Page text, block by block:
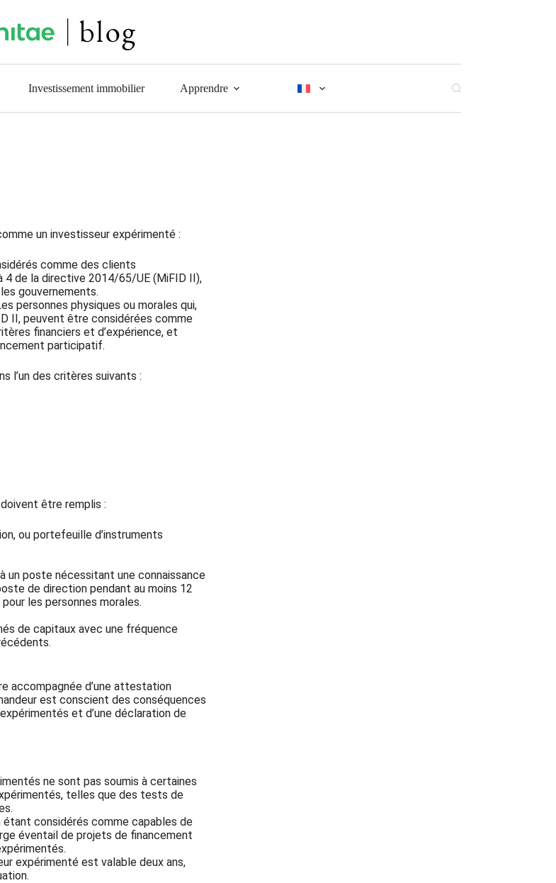
Investissement immobilier Apprendre
un investisseur expérimenté :
comme des clients
4 de la directive 2014/65/UE (MiFID II),
gouvernements.
personnes physiques ou morales qui,
II, peuvent être considérées comme
financiers et d’expérience, et
participatif.
l’un des critères suivants :
être remplis :
ou portefeuille d’instruments
un poste nécessitant une connaissance
de direction pendant au moins 12
les personnes morales.
de capitaux avec une fréquence
accompagnée d’une attestation
est conscient des conséquences
et d’une déclaration de
ne sont pas soumis à certaines
telles que des tests de
étant considérés comme capables de
éventail de projets de financement
expérimenté est valable deux ans,